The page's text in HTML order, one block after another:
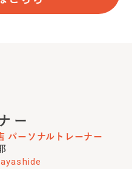
ー
パーソナルトレーナー